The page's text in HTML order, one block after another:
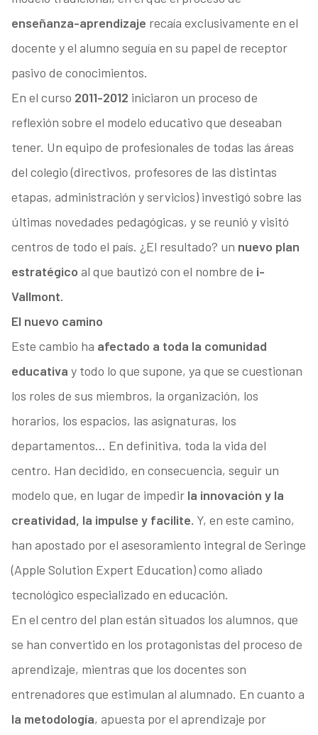
enseñanza-aprendizaje recaía exclusivamente en el
docente y el alumno seguía en su papel de receptor
pasivo de conocimientos.
En el curso 2011-2012 iniciaron un proceso de
reflexión sobre el modelo educativo que deseaban
tener. Un equipo de profesionales de todas las áreas
del colegio (directivos, profesores de las distintas
etapas, administración y servicios) investigó sobre las
últimas novedades pedagógicas, y se reunió y visitó
centros de todo el país. ¿El resultado? un nuevo plan
estratégico al que bautizó con el nombre de i-
Vallmont.
El nuevo camino
Este cambio ha afectado a toda la comunidad
educativa y todo lo que supone, ya que se cuestionan
los roles de sus miembros, la organización, los
horarios, los espacios, las asignaturas, los
departamentos… En definitiva, toda la vida del
centro. Han decidido, en consecuencia, seguir un
modelo que, en lugar de impedir la innovación y la
creatividad, la impulse y facilite. Y, en este camino,
han apostado por el asesoramiento integral de Seringe
(Apple Solution Expert Education) como aliado
tecnológico especializado en educación.
En el centro del plan están situados los alumnos, que
se han convertido en los protagonistas del proceso de
aprendizaje, mientras que los docentes son
entrenadores que estimulan al alumnado. En cuanto a
la metodología, apuesta por el aprendizaje por